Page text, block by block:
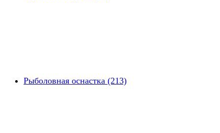
Рыболовная оснастка (213)